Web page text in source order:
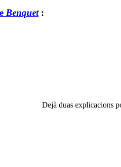
Benquet:
Dejà duas explicacions